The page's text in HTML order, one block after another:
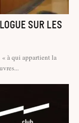
sur les
« à qui appartient la